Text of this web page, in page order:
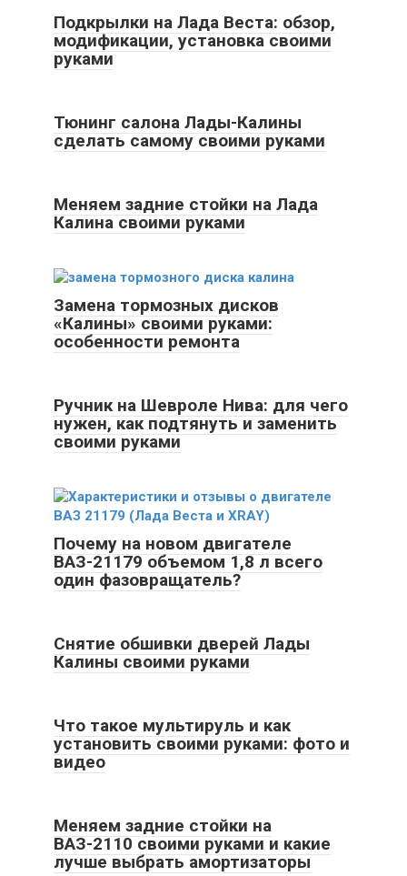
Подкрылки на Лада Веста: обзор,
модификации, установка своими
руками
Тюнинг салона Лады-Калины
сделать самому своими руками
Меняем задние стойки на Лада
Калина своими руками
Замена тормозных дисков
«Калины» своими руками:
особенности ремонта
Ручник на Шевроле Нива: для чего
нужен, как подтянуть и заменить
своими руками
Почему на новом двигателе
ВАЗ-21179 объемом 1,8 л всего
один фазовращатель?
Снятие обшивки дверей Лады
Калины своими руками
Что такое мультируль и как
установить своими руками: фото и
видео
Меняем задние стойки на
ВАЗ-2110 своими руками и какие
лучше выбрать амортизаторы